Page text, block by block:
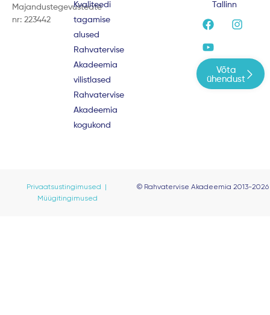
Majandustegevusteate
nr: 223442
Kvaliteedi
tagamise
alused
Rahvatervise
Akadeemia
vilistlased
Rahvatervise
Akadeemia
kogukond
Tallinn
F
a
c
e
b
o
o
I
n
g
r
Y
o
u
t
u
b
e
Võta
ühendust
Privaatsustingimused |
Müügitingimused
© Rahvatervise Akadeemia 2013-2026